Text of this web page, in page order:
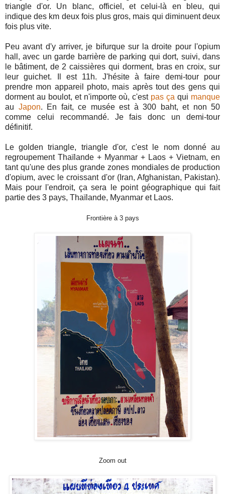
triangle d'or. Un blanc, officiel, et celui-là en bleu, qui
indique des km deux fois plus gros, mais qui diminuent deux
fois plus vite.
Peu avant d'y arriver, je bifurque sur la droite pour l'opium
hall, avec un garde barrière de parking qui dort, suivi, dans
le bâtiment, de 2 caissières qui dorment, bras en croix, sur
leur guichet. Il est 11h. J'hésite à faire demi-tour pour
prendre mon appareil photo, mais après tout des gens qui
dorment au boulot, et n'importe où, c'est pas ça qui manque
au Japon. En fait, ce musée est à 300 baht, et non 50
comme celui recommandé. Je fais donc un demi-tour
définitif.
Le golden triangle, triangle d'or, c'est le nom donné au
regroupement Thaïlande + Myanmar + Laos + Vietnam, en
tant qu'une des plus grande zones mondiales de production
d'opium, avec le croissant d'or (Iran, Afghanistan, Pakistan).
Mais pour l'endroit, ça sera le point géographique qui fait
partie des 3 pays, Thaïlande, Myanmar et Laos.
Frontière à 3 pays
Zoom out